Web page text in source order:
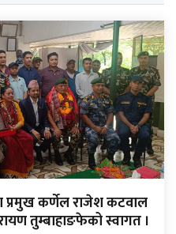
प्रमुख कर्णेल राजेश कटवाल
तुम्बाहाङफेको स्वागत ।